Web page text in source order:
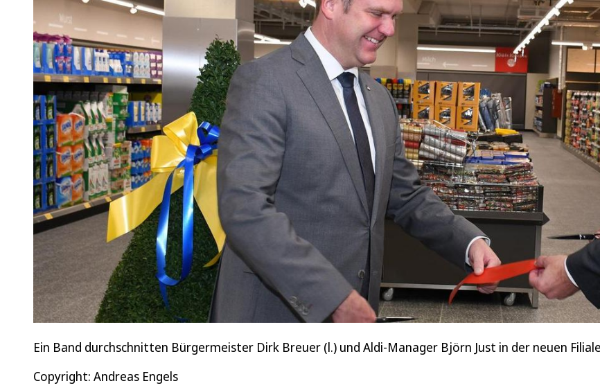
Ein Band durchschnitten Bürgermeister Dirk Breuer (l.) und Aldi-Manager Björn Just in der neuen
Copyright: Andreas Engels